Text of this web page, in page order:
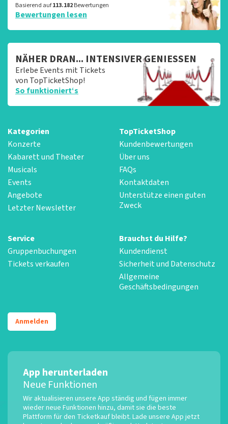
Basierend auf113.182Bewertungen
Bewertungen lesen
NÄHER DRAN... INTENSIVER GENIESSEN
Erlebe Events mit Tickets
von TopTicketShop!
So funktioniert‘s
Kategorien
Konzerte
Kabarett und Theater
Musicals
Events
Angebote
Letzter Newsletter
TopTicketShop
Kundenbewertungen
Über uns
FAQs
Kontaktdaten
Unterstütze einen guten
Zweck
Service
Gruppenbuchungen
Tickets verkaufen
Brauchst du Hilfe?
Kundendienst
Sicherheit und Datenschutz
Allgemeine
Geschäftsbedingungen
Anmelden
App herunterladen
Neue Funktionen
Wir aktualisieren unsere App ständig und fügen immer
wieder neue Funktionen hinzu, damit sie die beste
Plattform für den Ticketkauf bleibt. Lade unsere App jetzt